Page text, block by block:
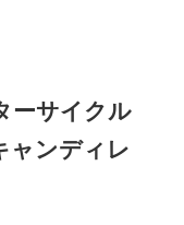
ーサイクル
ャンディレ